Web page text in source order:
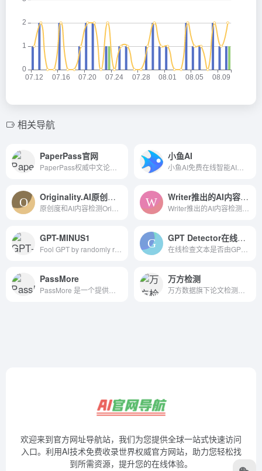
相关导航
PaperPass官网 小鱼AI
Originality.AI原创度和AI内容检测 Writer推出的AI内容检测
GPT-MINUS1 GPT Detector在线检查文本
PassMore 万方检测
欢迎来到官方网址导航站，我们为您提供全球一站式快速访问
入口。利用AI技术免费收录世界权威官方网站，助力您轻松找
到所需资源，提升您的在线体验。